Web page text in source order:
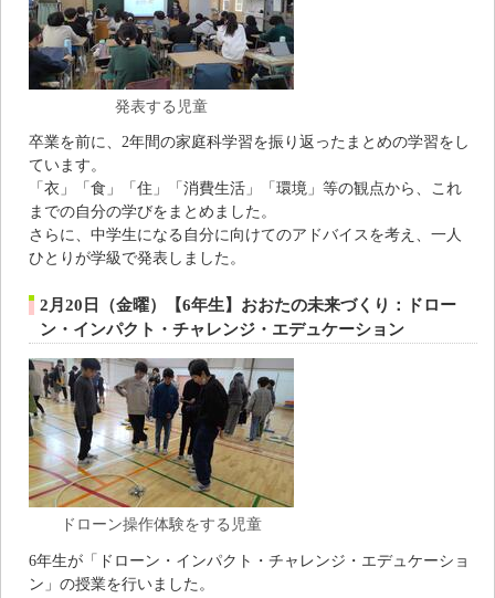
発表する児童
卒業を前に、2年間の家庭科学習を振り返ったまとめの学習をし
ています。
「衣」「食」「住」「消費生活」「環境」等の観点から、これ
までの自分の学びをまとめました。
さらに、中学生になる自分に向けてのアドバイスを考え、一人
ひとりが学級で発表しました。
2月20日（金曜）【6年生】おおたの未来づくり：ドロー
ン・インパクト・チャレンジ・エデュケーション
ドローン操作体験をする児童
6年生が「ドローン・インパクト・チャレンジ・エデュケーショ
ン」の授業を行いました。